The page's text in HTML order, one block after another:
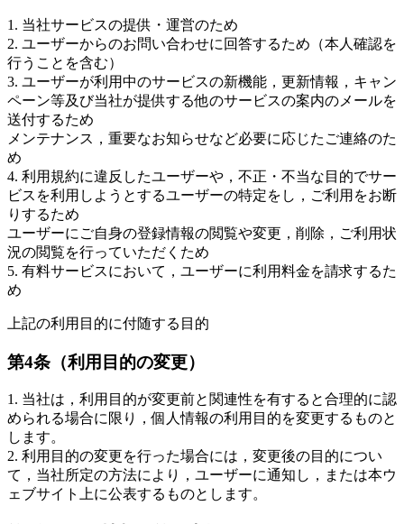
1. 当社サービスの提供・運営のため
2. ユーザーからのお問い合わせに回答するため（本人確認を
行うことを含む）
3. ユーザーが利用中のサービスの新機能，更新情報，キャン
ペーン等及び当社が提供する他のサービスの案内のメールを
送付するため
メンテナンス，重要なお知らせなど必要に応じたご連絡のた
め
4. 利用規約に違反したユーザーや，不正・不当な目的でサー
ビスを利用しようとするユーザーの特定をし，ご利用をお断
りするため
ユーザーにご自身の登録情報の閲覧や変更，削除，ご利用状
況の閲覧を行っていただくため
5. 有料サービスにおいて，ユーザーに利用料金を請求するた
め
上記の利用目的に付随する目的
第4条（利用目的の変更）
1. 当社は，利用目的が変更前と関連性を有すると合理的に認
められる場合に限り，個人情報の利用目的を変更するものと
します。
2. 利用目的の変更を行った場合には，変更後の目的につい
て，当社所定の方法により，ユーザーに通知し，または本ウ
ェブサイト上に公表するものとします。